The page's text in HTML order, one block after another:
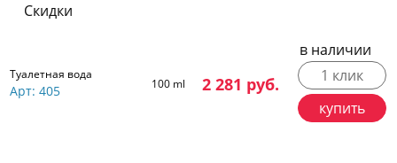
Скидки
Туалетная вода
Арт: 405 100 ml 2 281 руб.
в наличии
1 клик
купить